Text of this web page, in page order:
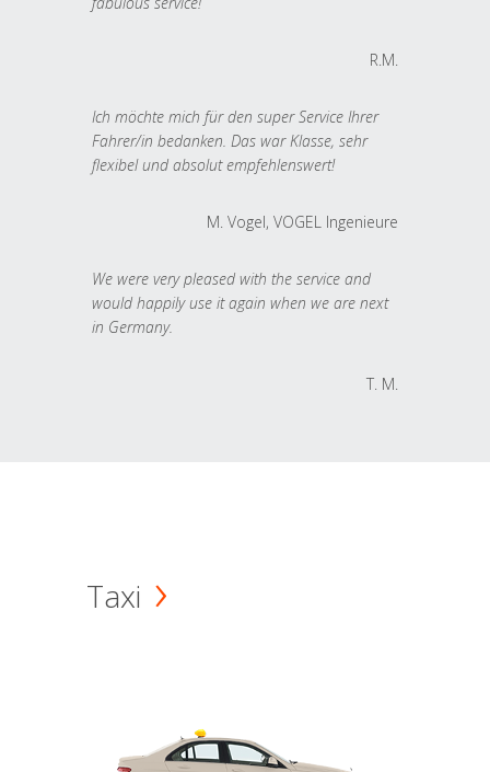
R.M.
Ich möchte mich für den super Service Ihrer
Fahrer/in bedanken. Das war Klasse, sehr
flexibel und absolut empfehlenswert!
M. Vogel, VOGEL Ingenieure
We were very pleased with the service and
would happily use it again when we are next
in Germany.
T. M.
Taxi